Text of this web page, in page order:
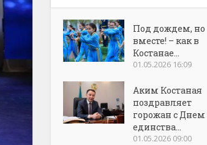
Под дождем, но
вместе! – как в
Костанае...
01.05.2026 16:09
Аким Костаная
поздравляет
горожан с Днем
единства...
01.05.2026 09:00